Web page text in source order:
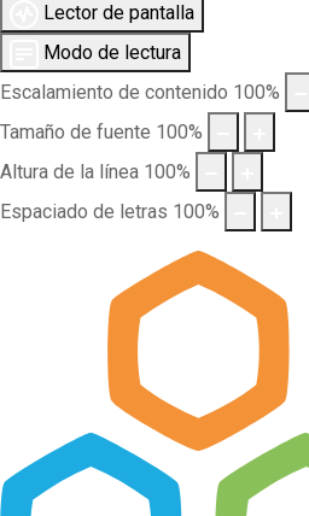
Lector de pantalla
Modo de lectura
Escalamiento de contenido 100%
Tamaño de fuente 100%
Altura de la línea 100%
Espaciado de letras 100%